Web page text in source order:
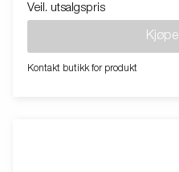
Veil. utsalgspris
Kjøpe
Kontakt butikk for produkt